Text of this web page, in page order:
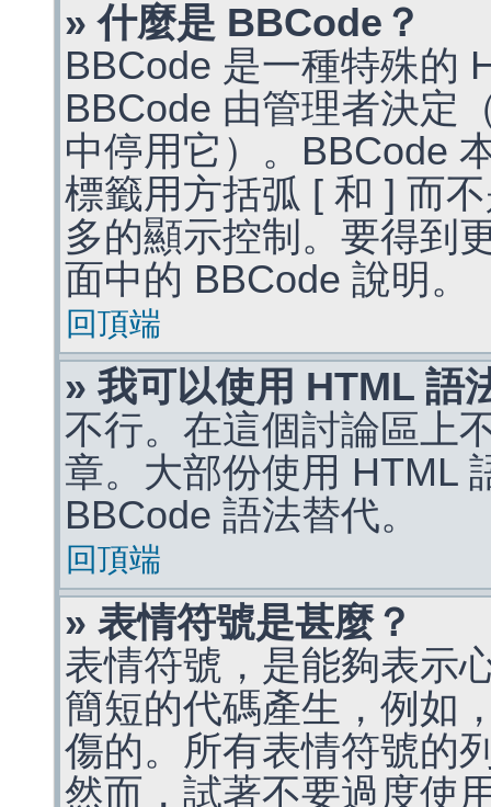
» 什麼是 BBCode？
BBCode 是一種特殊的
BBCode 由管理者決定
中停用它）。BBCode
標籤用方括弧 [ 和 ] 而
多的顯示控制。要得到
面中的 BBCode 說明。
回頂端
» 我可以使用 HTML 語
不行。在這個討論區上
章。大部份使用 HTML
BBCode 語法替代。
回頂端
» 表情符號是甚麼？
表情符號，是能夠表示
簡短的代碼產生，例如
傷的。所有表情符號的
然而，試著不要過度使